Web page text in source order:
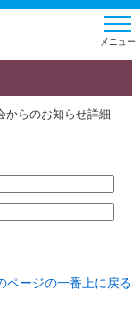
からのお知らせ詳細
ページの一番上に戻る